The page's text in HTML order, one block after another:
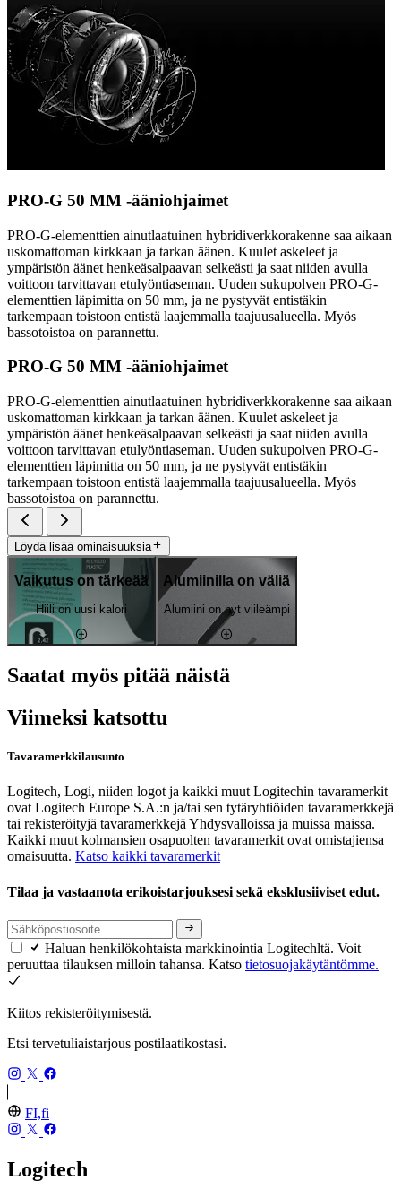
PRO-G 50 MM -ääniohjaimet
PRO-G-elementtien ainutlaatuinen hybridiverkkorakenne saa aikaan
uskomattoman kirkkaan ja tarkan äänen. Kuulet askeleet ja
ympäristön äänet henkeäsalpaavan selkeästi ja saat niiden avulla
voittoon tarvittavan etulyöntiaseman. Uuden sukupolven PRO-G-
elementtien läpimitta on 50 mm, ja ne pystyvät entistäkin
tarkempaan toistoon entistä laajemmalla taajuusalueella. Myös
bassotoistoa on parannettu.
PRO-G 50 MM -ääniohjaimet
PRO-G-elementtien ainutlaatuinen hybridiverkkorakenne saa aikaan
uskomattoman kirkkaan ja tarkan äänen. Kuulet askeleet ja
ympäristön äänet henkeäsalpaavan selkeästi ja saat niiden avulla
voittoon tarvittavan etulyöntiaseman. Uuden sukupolven PRO-G-
elementtien läpimitta on 50 mm, ja ne pystyvät entistäkin
tarkempaan toistoon entistä laajemmalla taajuusalueella. Myös
bassotoistoa on parannettu.
Löydä lisää ominaisuuksia
Vaikutus on tärkeää
Hiili on uusi kalori
Alumiinilla on väliä
Alumiini on nyt viileämpi
Saatat myös pitää näistä
Viimeksi katsottu
Tavaramerkkilausunto
Logitech, Logi, niiden logot ja kaikki muut Logitechin tavaramerkit
ovat Logitech Europe S.A.:n ja/tai sen tytäryhtiöiden tavaramerkkejä
tai rekisteröityjä tavaramerkkejä Yhdysvalloissa ja muissa maissa.
Kaikki muut kolmansien osapuolten tavaramerkit ovat omistajiensa
omaisuutta. Katso kaikki tavaramerkit
Tilaa ja vastaanota erikoistarjouksesi sekä eksklusiiviset edut.
Haluan henkilökohtaista markkinointia Logitechltä. Voit
peruuttaa tilauksen milloin tahansa. Katso tietosuojakäytäntömme.
Kiitos rekisteröitymisestä.
Etsi tervetuliaistarjous postilaatikostasi.
FI,fi
Logitech